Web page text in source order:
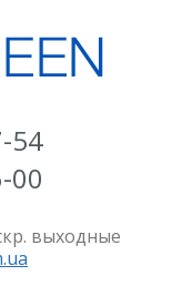
54
00
выходные